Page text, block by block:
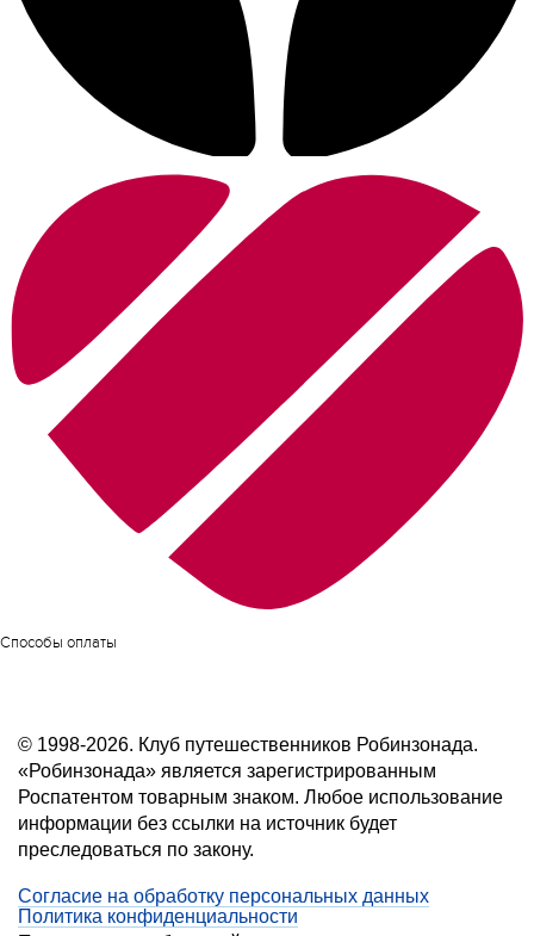
Способы оплаты
© 1998-2026. Клуб путешественников Робинзонада.
«Робинзонада» является зарегистрированным
Роспатентом товарным знаком. Любое использование
информации без ссылки на источник будет
преследоваться по закону.
Согласие на обработку персональных данных
Политика конфиденциальности